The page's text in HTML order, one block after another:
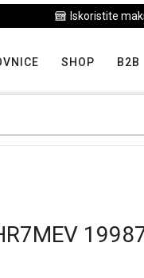
"Hit tjedna"
SHOP B2B